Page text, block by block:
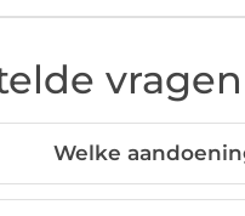
vragen
Welke